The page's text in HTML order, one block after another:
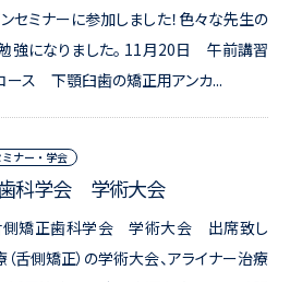
セミナーに参加しました！色々な先生の
強になりました。 11月20日 午前講習
ス 下顎臼歯の矯正用アンカ...
ミナー・学会
科学会 学術大会
矯正歯科学会 学術大会 出席致し
舌側矯正）の学術大会、アライナー治療